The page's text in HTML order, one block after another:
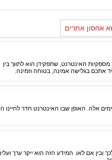
אחסון אתרים
האינטרנט, שתפקידן הוא לתווך בין
אתכם בגלישה אמינה, בטוחה וזמינה.
אלה. האופן שבו האינטרנט חדר לחיינו
אם לאו. המידע הזה הוא ייקר ערך